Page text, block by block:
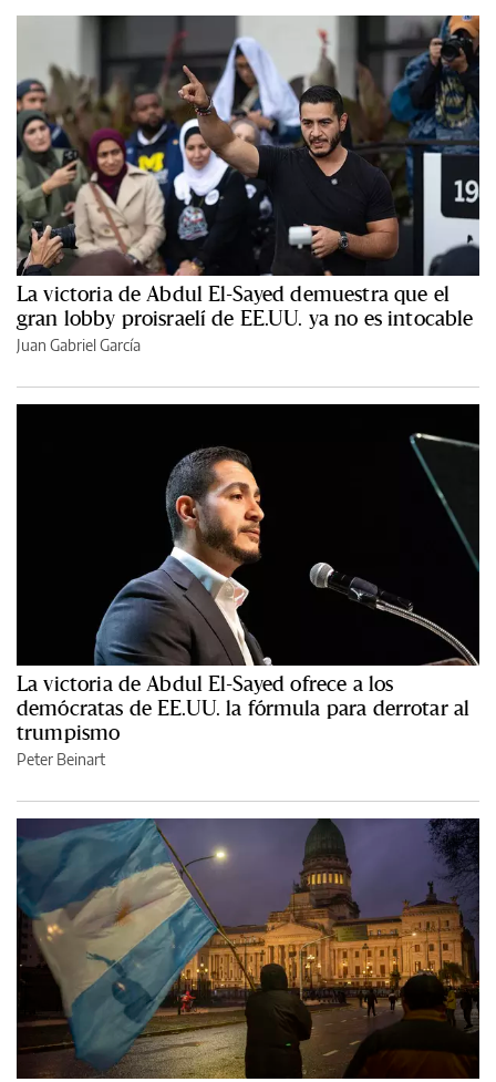
La victoria de Abdul El-Sayed demuestra que el
gran lobby proisraelí de EE.UU. ya no es intocable
Juan Gabriel García
La victoria de Abdul El-Sayed ofrece a los
demócratas de EE.UU. la fórmula para derrotar al
trumpismo
Peter Beinart